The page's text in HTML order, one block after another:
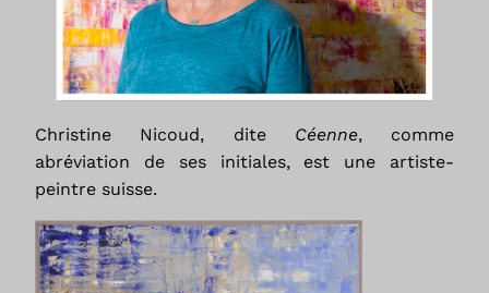
Christine Nicoud, dite Céenne, comme
abréviation de ses initiales, est une artiste-
peintre suisse.